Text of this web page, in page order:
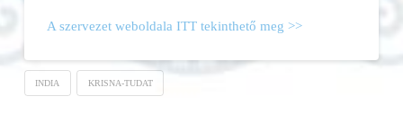
A szervezet weboldala ITT tekinthető meg >>
INDIA KRISNA-TUDAT